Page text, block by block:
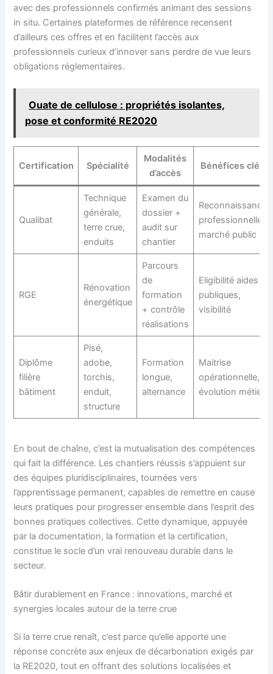
avec des professionnels confirmés animant des sessions
in situ. Certaines plateformes de référence recensent
d’ailleurs ces offres et en facilitent l’accès aux
professionnels curieux d’innover sans perdre de vue leurs
obligations réglementaires.
Ouate de cellulose : propriétés isolantes,
pose et conformité RE2020
Certification Spécialité
Modalités
d’accès
Bénéfices clés
Qualibat
Technique
générale,
terre crue,
enduits
Examen du
dossier +
audit sur
chantier
Reconnaissance
professionnelle,
marché public
RGE
Rénovation
énergétique
Parcours
de
formation
+ contrôle
réalisations
Eligibilité aides
publiques,
visibilité
Diplôme
filière
bâtiment
Pisé,
adobe,
torchis,
enduit,
structure
Formation
longue,
alternance
Maitrise
opérationnelle,
évolution métier
En bout de chaîne, c’est la mutualisation des compétences
qui fait la différence. Les chantiers réussis s’appuient sur
des équipes pluridisciplinaires, tournées vers
l’apprentissage permanent, capables de remettre en cause
leurs pratiques pour progresser ensemble dans l’esprit des
bonnes pratiques collectives. Cette dynamique, appuyée
par la documentation, la formation et la certification,
constitue le socle d’un vrai renouveau durable dans le
secteur.
Bâtir durablement en France : innovations, marché et
synergies locales autour de la terre crue
Si la terre crue renaît, c’est parce qu’elle apporte une
réponse concrète aux enjeux de décarbonation exigés par
la RE2020, tout en offrant des solutions localisées et